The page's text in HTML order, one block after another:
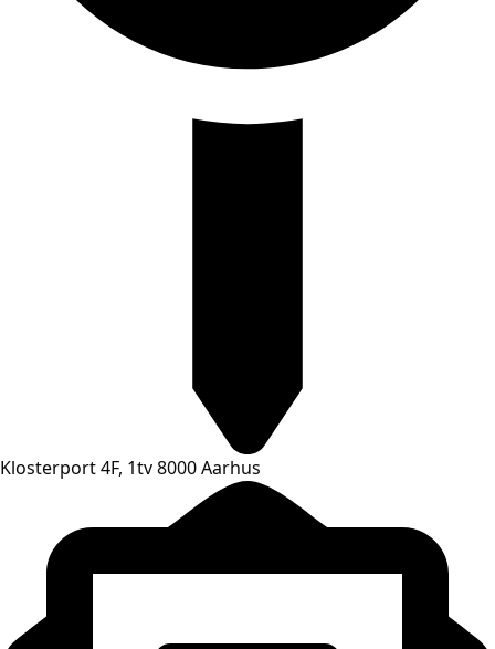
Klosterport 4F, 1tv 8000 Aarhus